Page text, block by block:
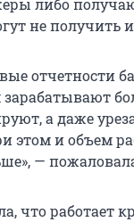
либо
не получить
отчетности
а даже
этом и объем
—
что работает